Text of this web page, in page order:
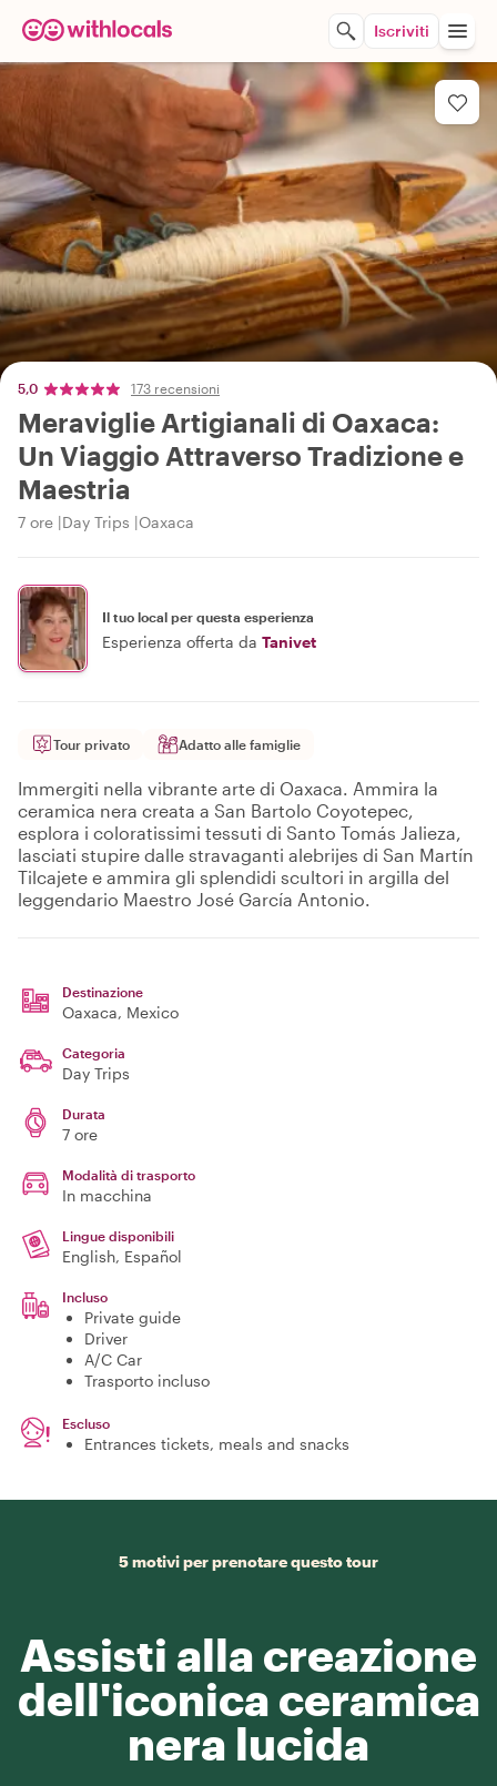
Iscriviti
5,0 173 recensioni
Meraviglie Artigianali di Oaxaca:
Un Viaggio Attraverso Tradizione e
Maestria
7 ore Day Trips Oaxaca
Il tuo local per questa esperienza
Esperienza offerta da Tanivet
Tour privato Adatto alle famiglie
Immergiti nella vibrante arte di Oaxaca. Ammira la
ceramica nera creata a San Bartolo Coyotepec,
esplora i coloratissimi tessuti di Santo Tomás Jalieza,
lasciati stupire dalle stravaganti alebrijes di San Martín
Tilcajete e ammira gli splendidi scultori in argilla del
leggendario Maestro José García Antonio.
Destinazione
Oaxaca, Mexico
Categoria
Day Trips
Durata
7 ore
Modalità di trasporto
In macchina
Lingue disponibili
English, Español
Incluso
Private guide
Driver
A/C Car
Trasporto incluso
Escluso
Entrances tickets, meals and snacks
5 motivi per prenotare questo tour
Assisti alla creazione
dell'iconica ceramica
nera lucida